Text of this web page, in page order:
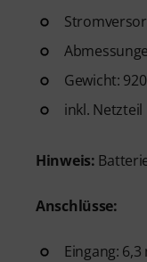
Gewicht:
inkl. Netzteil
Hinweis:
Anschlüsse:
Eingang: